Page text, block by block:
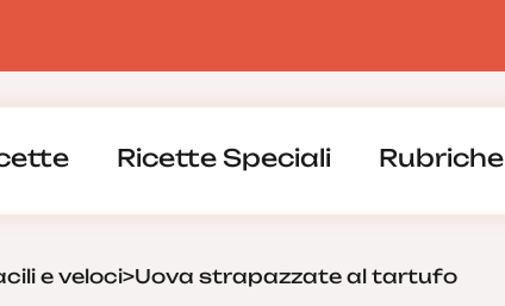
Ricette Speciali Rubriche
e veloci>Uova strapazzate al tartufo